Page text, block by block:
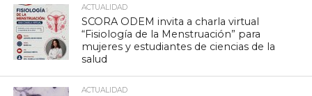
ACTUALIDAD
SCORA ODEM invita a charla virtual
“Fisiología de la Menstruación” para
mujeres y estudiantes de ciencias de la
salud
ACTUALIDAD